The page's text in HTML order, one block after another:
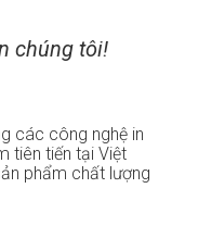
chúng tôi!
các công nghệ in
tiên tiến tại Việt
phẩm chất lượng